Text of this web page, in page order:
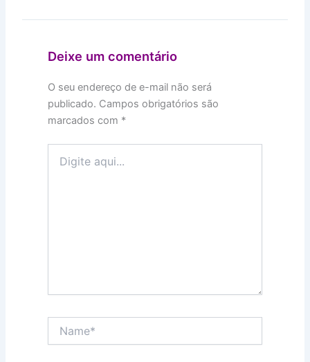
Deixe um comentário
O seu endereço de e-mail não será
publicado. Campos obrigatórios são
marcados com *
aqui...